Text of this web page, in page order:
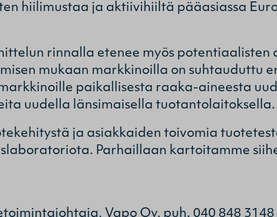
hiilimustaa ja aktiivihiiltä pääasiassa
rinnalla etenee myös
mukaan markkinoilla on suhtauduttu
paikallisesta raaka-aineesta
uudella länsimaisella tuotantolaitoksella.
ja asiakkaiden toivomia
Parhaillaan kartoitamme
Vapo Oy, puh. 040 848 3148